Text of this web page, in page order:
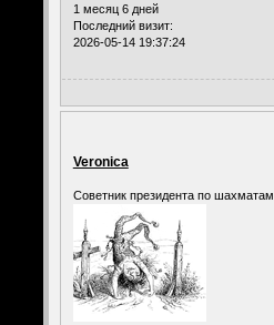
1 месяц 6 дней
Последний визит:
2026-05-14 19:37:24
Veronica
Советник президента по шахматам